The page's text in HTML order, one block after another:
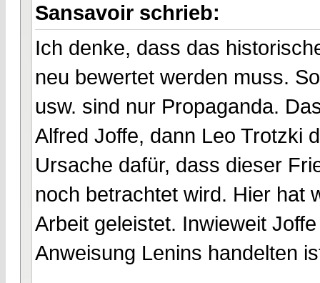
Sansavoir schrieb:
Ich denke, dass das
neu bewertet werden muss.
usw. sind nur Propaganda.
Alfred Joffe, dann Leo Trotzki
Ursache dafür, dass dieser
noch betrachtet wird. Hier hat
Arbeit geleistet. Inwieweit
Anweisung Lenins handelten